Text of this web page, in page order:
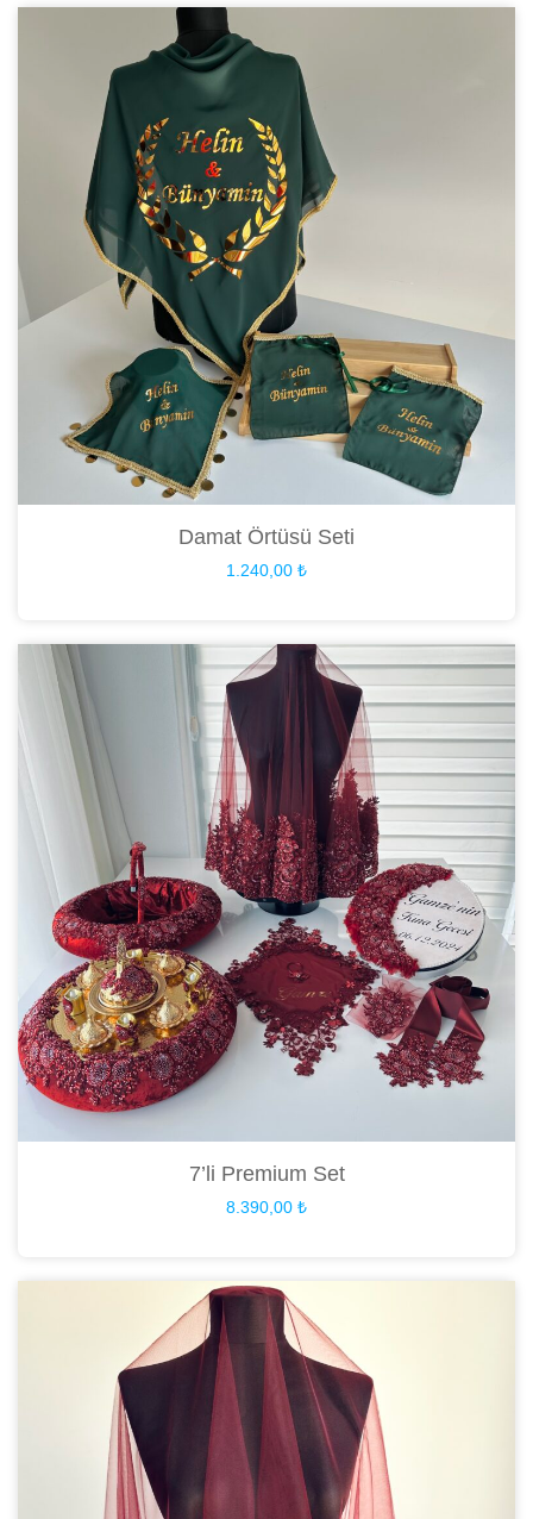
Damat Örtüsü Seti
1.240,00 ₺
7’li Premium Set
8.390,00 ₺